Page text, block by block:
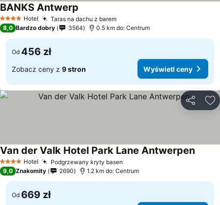
4 KategoriaHotel Taras na dachu z barem
BANKS Antwerp
8,0 Bardzo dobry 3564 0.5 km do: Centrum
Od 456 zł
Zobacz ceny z 9 stron Wyświetl ceny
4 KategoriaHotel Podgrzewany kryty basen
Van der Valk Hotel Park Lane Antwerpen
9,0 Znakomity 2690 1.2 km do: Centrum
Od 669 zł